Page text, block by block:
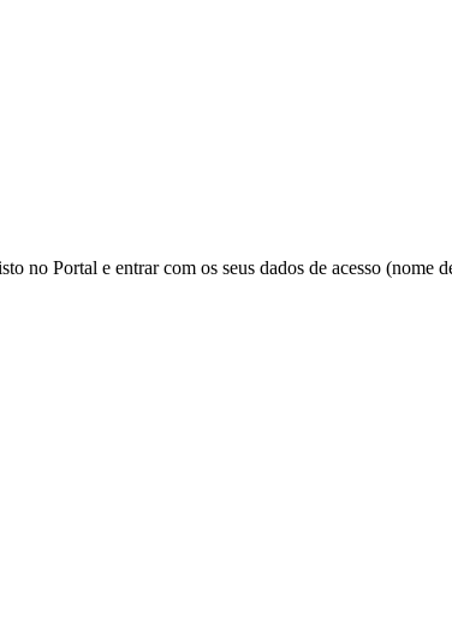
no Portal e entrar com os seus dados de acesso (nome